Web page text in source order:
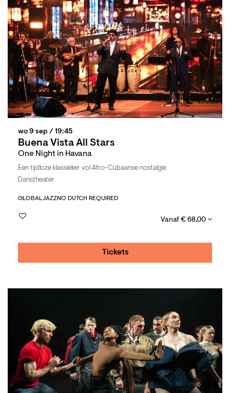
Buena Vista All Stars
One Night in Havana
wo 9 sep / 19:45
Een tijdloze klassieker vol Afro-Cubaanse nostalgie
Danstheater
GLOBALJAZZNO DUTCH REQUIRED
Vanaf € 68,00
Tickets